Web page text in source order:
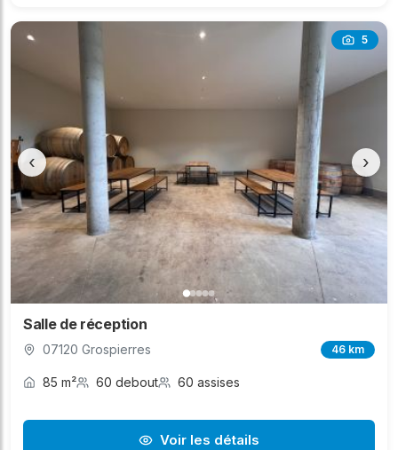
5
‹ ›
Salle de réception
07120 Grospierres 46 km
85 m² 60 debout 60 assises
Voir les détails